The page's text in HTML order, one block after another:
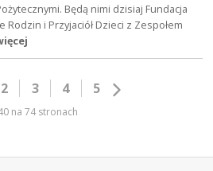
Będą nimi dzisiaj Fundacja
Rodzin i Przyjaciół Dzieci z Zespołem
2 3 4 5
na 74 stronach